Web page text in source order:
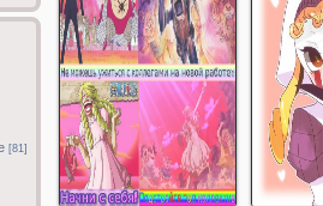
[81]